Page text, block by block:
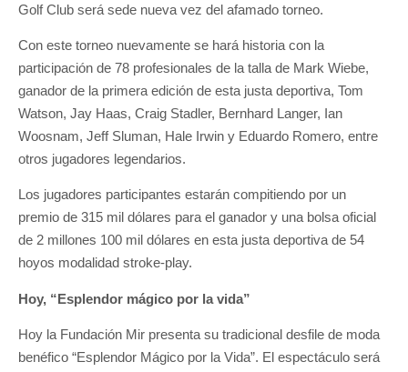
Golf Club será sede nueva vez del afamado torneo.
Con este torneo nuevamente se hará historia con la
participación de 78 profesionales de la talla de Mark Wiebe,
ganador de la primera edición de esta justa deportiva, Tom
Watson, Jay Haas, Craig Stadler, Bernhard Langer, Ian
Woosnam, Jeff Sluman, Hale Irwin y Eduardo Romero, entre
otros jugadores legendarios.
Los jugadores participantes estarán compitiendo por un
premio de 315 mil dólares para el ganador y una bolsa oficial
de 2 millones 100 mil dólares en esta justa deportiva de 54
hoyos modalidad stroke-play.
Hoy, “Esplendor mágico por la vida”
Hoy la Fundación Mir presenta su tradicional desfile de moda
benéfico “Esplendor Mágico por la Vida”. El espectáculo será